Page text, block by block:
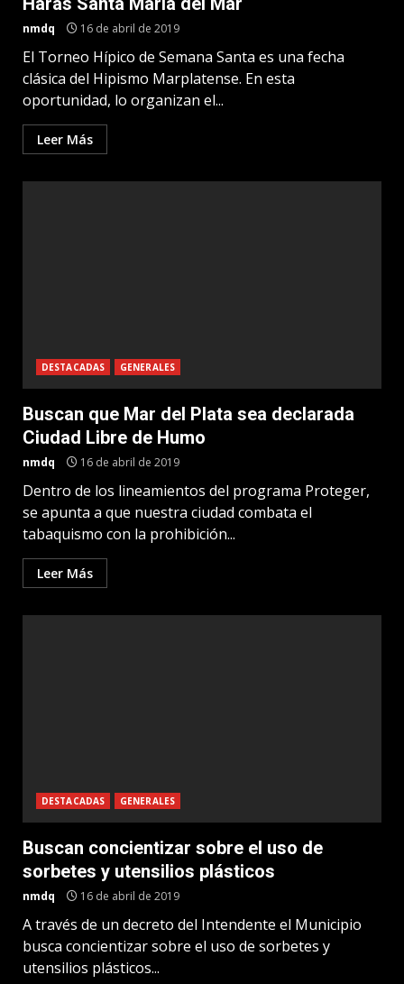
nmdq 16 de abril de 2019
El Torneo Hípico de Semana Santa es una fecha
clásica del Hipismo Marplatense. En esta
oportunidad, lo organizan el...
Leer Más
DESTACADAS GENERALES
Buscan que Mar del Plata sea declarada
Ciudad Libre de Humo
nmdq 16 de abril de 2019
Dentro de los lineamientos del programa Proteger,
se apunta a que nuestra ciudad combata el
tabaquismo con la prohibición...
Leer Más
DESTACADAS GENERALES
Buscan concientizar sobre el uso de
sorbetes y utensilios plásticos
nmdq 16 de abril de 2019
A través de un decreto del Intendente el Municipio
busca concientizar sobre el uso de sorbetes y
utensilios plásticos...